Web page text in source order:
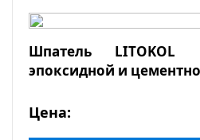
Шпатель LITOKOL
эпоксидной и
Цена: